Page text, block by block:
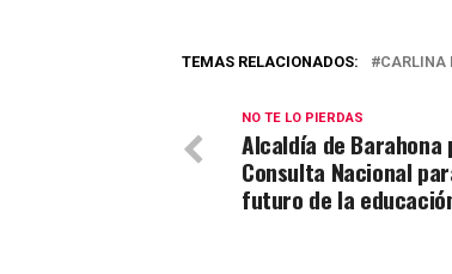
TEMAS RELACIONADOS: CARLINA
NO TE LO PIERDAS
Alcaldía de
Consulta Nacional
futuro de la